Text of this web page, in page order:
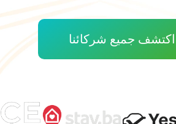
اكتشف جميع شركائنا